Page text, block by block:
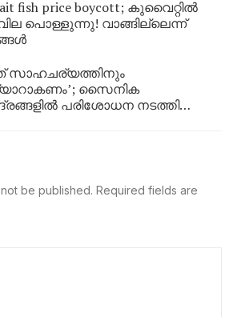
fish price boycott; കുവൈറ്റിൽ
പൊള്ളുന്നു! വാങ്ങില്ലെന്ന്
സാഹചര്യത്തിനും
സൈനിക
പരിശോധന നടത്തി
be published. Required fields are